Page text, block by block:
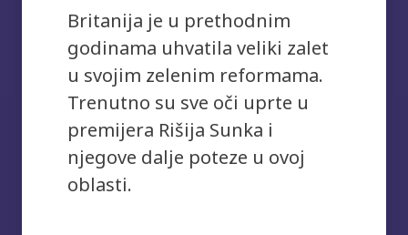
Britanija je u prethodnim
godinama uhvatila veliki zalet
u svojim zelenim reformama.
Trenutno su sve oči uprte u
premijera Rišija Sunka i
njegove dalje poteze u ovoj
oblasti.